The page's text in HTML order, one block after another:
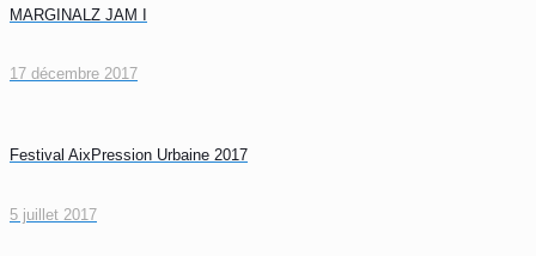
MARGINALZ JAM I
17 décembre 2017
Festival AixPression Urbaine 2017
5 juillet 2017